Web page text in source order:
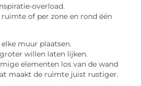
overload.
of per zone en rond één
muur plaatsen.
willen laten lijken.
elementen los van de wand
maakt de ruimte juist rustiger.